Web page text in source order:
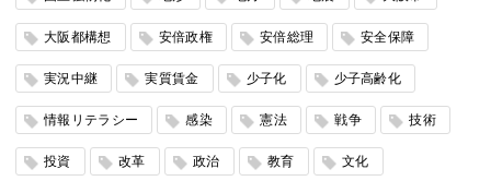
大阪都構想 安倍政権 安倍総理 安全保障
実況中継 実質賃金 少子化 少子高齢化
情報リテラシー 感染 憲法 戦争 技術
投資 改革 政治 教育 文化